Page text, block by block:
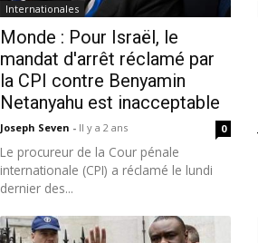
Internationales
Monde : Pour Israël, le
mandat d'arrêt réclamé par
la CPI contre Benyamin
Netanyahu est inacceptable
Joseph Seven - Il y a 2 ans 0
Le procureur de la Cour pénale
internationale (CPI) a réclamé le lundi
dernier des...